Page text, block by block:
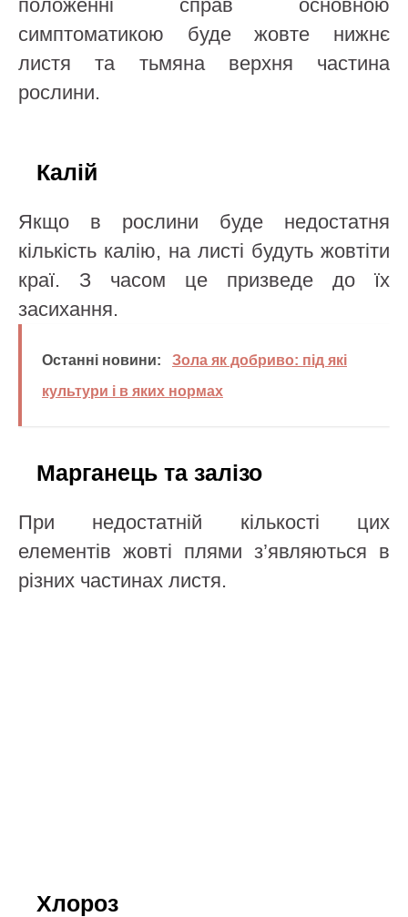
положенні справ основною
симптоматикою буде жовте нижнє
листя та тьмяна верхня частина
рослини.
Калій
Якщо в рослини буде недостатня
кількість калію, на листі будуть жовтіти
краї. З часом це призведе до їх
засихання.
Останні новини:
Зола як добриво: під які
культури і в яких нормах
Марганець та залізо
При недостатній кількості цих
елементів жовті плями з’являються в
різних частинах листя.
Хлороз